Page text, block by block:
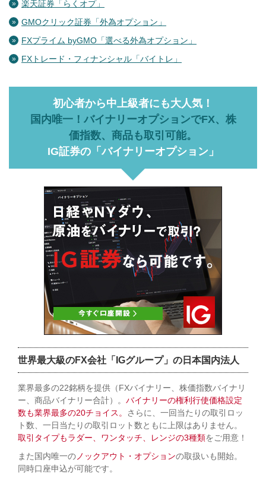
楽天証券「らくオプ」
GMOクリック証券「外為オプション」
FXプライム byGMO「選べる外為オプション」
FXトレード・フィナンシャル「バイトレ」
初心者から中上級者にも大人気！
国内唯一！バイナリーオプションでFX、株
価指数、商品も取引可能。
IG証券の「バイナリーオプション」
世界最大級のFX会社「IGグループ」の日本国内法人
業界最多の22銘柄を提供（FXバイナリー、株価指数バイナリ
ー、商品バイナリー合計）。 バイナリーの権利行使価格設定
数も業界最多の20チョイス。
さらに、一回当たりの取引ロッ
ト数、一日当たりの取引ロット数ともに上限はありません。
取引タイプもラダー、ワンタッチ、レンジの3種類をご用意！
また国内唯一の ノックアウト・オプションの取扱いも開始。
同時口座申込が可能です。